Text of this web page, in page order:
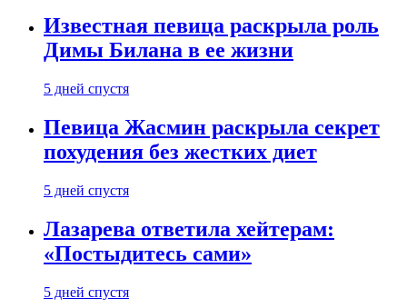
Известная певица раскрыла роль
Димы Билана в ее жизни
5 дней спустя
Певица Жасмин раскрыла секрет
похудения без жестких диет
5 дней спустя
Лазарева ответила хейтерам:
«Постыдитесь сами»
5 дней спустя